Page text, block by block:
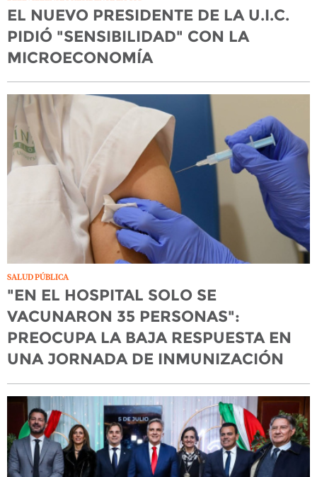
EL NUEVO PRESIDENTE DE LA U.I.C.
PIDIÓ "SENSIBILIDAD" CON LA
MICROECONOMÍA
SALUD PÚBLICA
"EN EL HOSPITAL SOLO SE
VACUNARON 35 PERSONAS":
PREOCUPA LA BAJA RESPUESTA EN
UNA JORNADA DE INMUNIZACIÓN